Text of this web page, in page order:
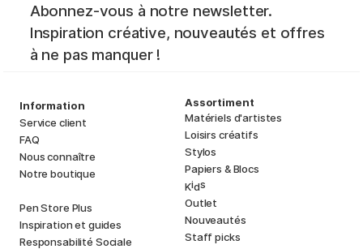
Abonnez-vous à notre newsletter.
Inspiration créative, nouveautés et offres
à ne pas manquer !
Information
Service client
FAQ
Nous connaître
Notre boutique
Pen Store Plus
Inspiration et guides
Responsabilité Sociale
Assortiment
Matériels d'artistes
Loisirs créatifs
Stylos
Papiers & Blocs
Kids
Outlet
Nouveautés
Staff picks